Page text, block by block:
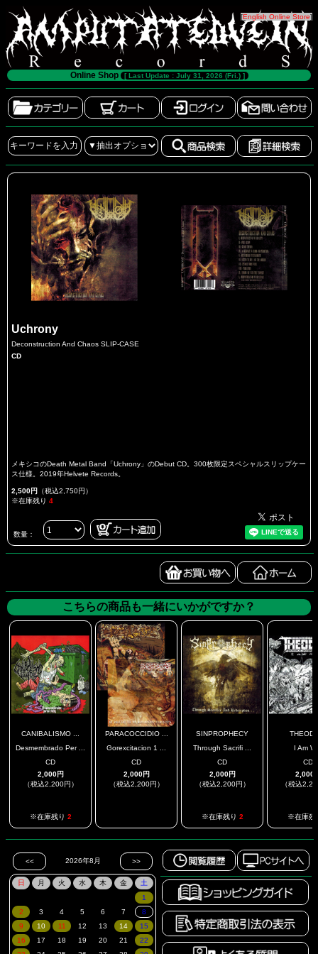
[English Online Store]
Online Shop [ Last Update : July 31, 2026 (Fri.) ]
Uchrony
Deconstruction And Chaos SLIP-CASE
CD
メキシコのDeath Metal Band「Uchrony」のDebut CD。300枚限定スペシャルスリップケー
ス仕様。2019年Helvete Records。
2,500円 （税込2,750円）
※在庫残り 4
数量：
こちらの商品も一緒にいかがですか？
CANIBALISMO ...
Desmembrado Per ...
CD
2,000円
（税込2,200円）
※在庫残り 2
PARACOCCIDIO ...
Gorexcitacion 1 ...
CD
2,000円
（税込2,200円）
SINPROPHECY
Through Sacrifi ...
CD
2,000円
（税込2,200円）
※在庫残り 2
I Am
CD
2,000
（税込
※在庫残